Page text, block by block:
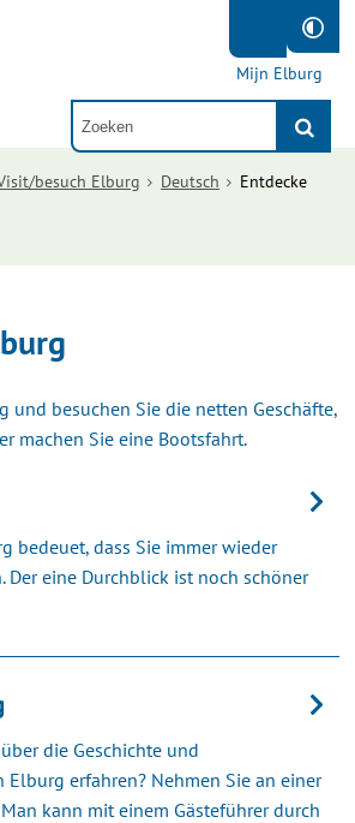
Mijn Elburg
besuch Elburg Deutsch
Entdecke
und besuchen Sie die netten Geschäfte,
machen Sie eine Bootsfahrt.
bedeuet, dass Sie immer wieder
Der eine Durchblick ist noch schöner
die Geschichte und
Elburg erfahren? Nehmen Sie an einer
kann mit einem Gästeführer durch